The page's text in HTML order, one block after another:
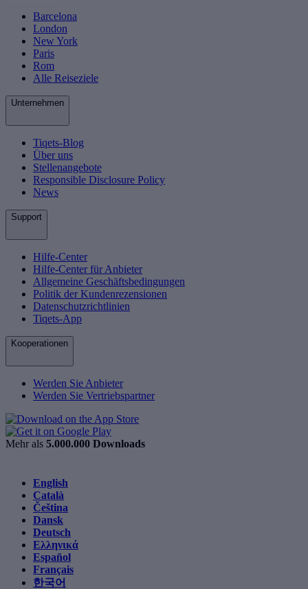
Barcelona
London
New York
Paris
Rom
Alle Reiseziele
Unternehmen
Tiqets-Blog
Über uns
Stellenangebote
Responsible Disclosure Policy
News
Support
Hilfe-Center
Hilfe-Center für Anbieter
Allgemeine Geschäftsbedingungen
Politik der Kundenrezensionen
Datenschutzrichtlinien
Tiqets-App
Kooperationen
Werden Sie Anbieter
Werden Sie Vertriebspartner
Mehr als 5.000.000 Downloads
English
Català
Čeština
Dansk
Deutsch
Ελληνικά
Español
Français
한국어